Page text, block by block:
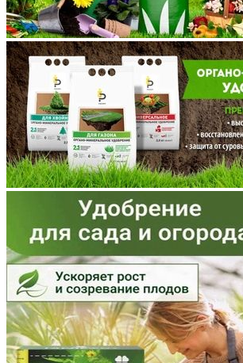
Марий Эл
Мордовия
Московская область
Мурманская область
Ненецкий АО
Нижегородская область
Новгородская область
Новосибирская область
Омская область
Оренбургская область
Орловская область